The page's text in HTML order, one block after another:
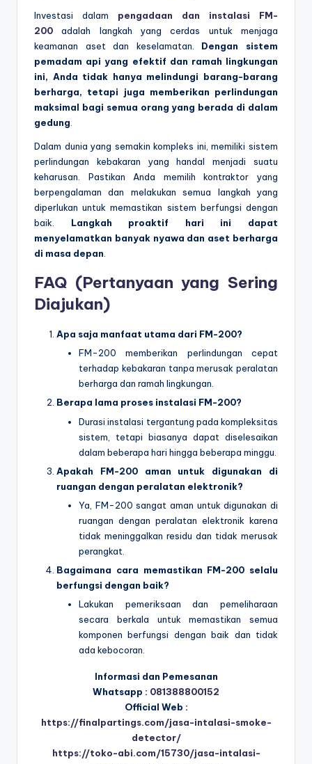
Investasi dalam pengadaan dan instalasi FM-
200 adalah langkah yang cerdas untuk menjaga
keamanan aset dan keselamatan. Dengan sistem
pemadam api yang efektif dan ramah lingkungan
ini, Anda tidak hanya melindungi barang-barang
berharga, tetapi juga memberikan perlindungan
maksimal bagi semua orang yang berada di dalam
gedung
Dalam dunia yang semakin kompleks ini, memiliki sistem
perlindungan kebakaran yang handal menjadi suatu
keharusan. Pastikan Anda memilih kontraktor yang
berpengalaman dan melakukan semua langkah yang
diperlukan untuk memastikan sistem berfungsi dengan
baik. Langkah proaktif hari ini dapat
menyelamatkan banyak nyawa dan aset berharga
di masa depan
FAQ (Pertanyaan yang Sering
Diajukan)
Apa saja manfaat utama dari FM-200?
FM-200 memberikan perlindungan cepat
terhadap kebakaran tanpa merusak peralatan
berharga dan ramah lingkungan.
Berapa lama proses instalasi FM-200?
Durasi instalasi tergantung pada kompleksitas
sistem, tetapi biasanya dapat diselesaikan
dalam beberapa hari hingga beberapa minggu.
Apakah FM-200 aman untuk digunakan di
ruangan dengan peralatan elektronik?
Ya, FM-200 sangat aman untuk digunakan di
ruangan dengan peralatan elektronik karena
tidak meninggalkan residu dan tidak merusak
perangkat.
Bagaimana cara memastikan FM-200 selalu
berfungsi dengan baik?
Lakukan pemeriksaan dan pemeliharaan
secara berkala untuk memastikan semua
komponen berfungsi dengan baik dan tidak
ada kebocoran.
Informasi dan Pemesanan
Whatsapp : 081388800152
Official Web :
https://finalpartings.com/jasa-intalasi-smoke-
detector/
https://toko-abi.com/15730/jasa-intalasi-